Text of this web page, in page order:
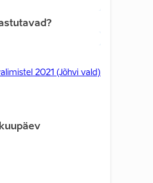
2021 (Jõhvi vald)